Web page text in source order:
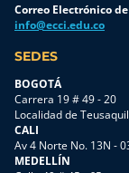
Correo Electrónico
info@ecci.edu.co
SEDES
BOGOTÁ
Carrera 19 # 49 - 20
Localidad de
CALI
Av 4 Norte No. 13N -
MEDELLÍN